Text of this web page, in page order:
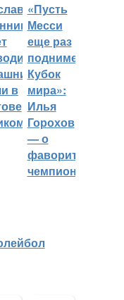
в
«Пусть
Месси
еще раз
поднимет
Кубок
мира»:
Илья
Горохов
— о
фаворитах
чемпионата